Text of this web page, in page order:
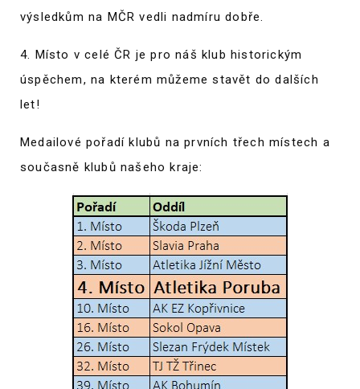
výsledkům na MČR vedli nadmíru dobře.
4. Místo v celé ČR je pro náš klub historickým
úspěchem, na kterém můžeme stavět do dalších
let!
Medailové pořadí klubů na prvních třech místech a
současně klubů našeho kraje: